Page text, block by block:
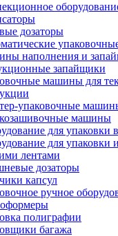
дозаторы
наполнения и
запайщики
машины для
упаковочные
машины
для упаковки
для упаковки
лентами
дозаторы
капсул
ручное
полиграфии
багажа